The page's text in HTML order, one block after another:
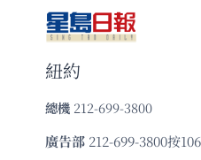
紐約
總機 212-699-3800
廣告部 212-699-3800按